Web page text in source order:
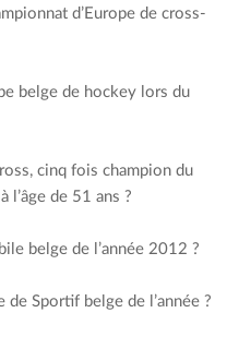
d’Europe de cross-
belge de hockey lors du
cinq fois champion du
l’âge de 51 ans ?
belge de l’année 2012 ?
Sportif belge de l’année ?